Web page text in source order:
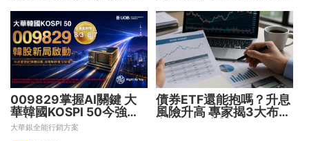
009829掌握AI關鍵 大
華韓國KOSPI 50今強勢
開募
大華銀全能行銷方案
債券ETF還能抱嗎？升息
風險升高 專家揭3大布局